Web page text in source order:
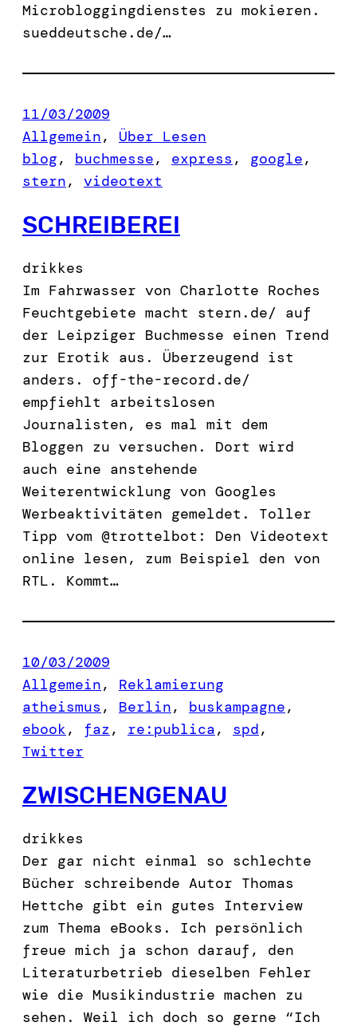
Microbloggingdienstes zu mokieren.
sueddeutsche.de/…
11/03/2009
Allgemein, Über Lesen
blog, buchmesse, express , google
stern, videotext
SCHREIBEREI
drikkes
Im Fahrwasser von Charlotte Roches
Feuchtgebiete macht stern.de/ auf
der Leipziger Buchmesse einen Trend
zur Erotik aus. Überzeugend ist
anders. off-the-record.de/
empfiehlt arbeitslosen
Journalisten, es mal mit dem
Bloggen zu versuchen. Dort wird
auch eine anstehende
Weiterentwicklung von Googles
Werbeaktivitäten gemeldet. Toller
Tipp vom @trottelbot: Den Videotext
online lesen, zum Beispiel den von
RTL. Kommt…
10/03/2009
Allgemein, Reklamierung
atheismus , Berlin, buskampagne
ebook, faz , re:publica, spd
Twitter
ZWISCHENGENAU
drikkes
Der gar nicht einmal so schlechte
Bücher schreibende Autor Thomas
Hettche gibt ein gutes Interview
zum Thema eBooks. Ich persönlich
freue mich ja schon darauf, den
Literaturbetrieb dieselben Fehler
wie die Musikindustrie machen zu
sehen. Weil ich doch so gerne “Ich